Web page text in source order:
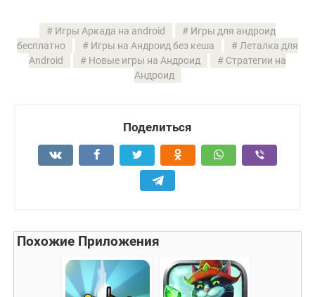
Игры Аркада на android
Игры для андроид
бесплатно
Игры на Андроид без кеша
Леталка для
Android
Новые игры на Андроид
Стратегии на
Андроид
Поделиться
Похожие Приложения